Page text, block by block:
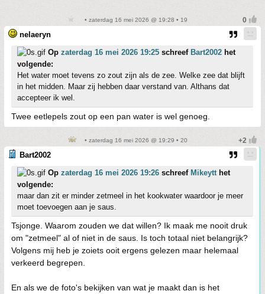
• zaterdag 16 mei 2026 @ 19:28 • 19
nelaeryn
Op zaterdag 16 mei 2026 19:25 schreef Bart2002 het
volgende:
Het water moet tevens zo zout zijn als de zee. Welke zee dat blijft
in het midden. Maar zij hebben daar verstand van. Althans dat
accepteer ik wel.
Twee eetlepels zout op een pan water is wel genoeg.
• zaterdag 16 mei 2026 @ 19:29 • 20
Bart2002
Op zaterdag 16 mei 2026 19:26 schreef Mikeytt het
volgende:
maar dan zit er minder zetmeel in het kookwater waardoor je meer
moet toevoegen aan je saus.
Tsjonge. Waarom zouden we dat willen? Ik maak me nooit druk
om "zetmeel" al of niet in de saus. Is toch totaal niet belangrijk?
Volgens mij heb je zoiets ooit ergens gelezen maar helemaal
verkeerd begrepen.
En als we de foto's bekijken van wat je maakt dan is het